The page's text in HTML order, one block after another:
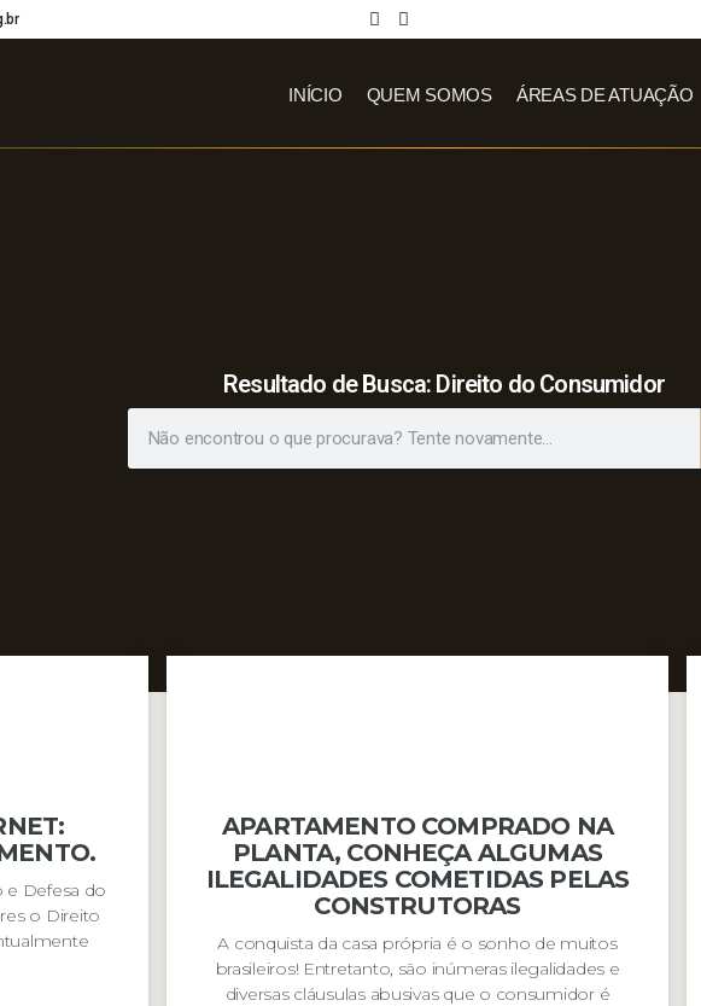
INÍCIO QUEM SOMOS ÁREAS DE ATUAÇÃO
Resultado de Busca: Direito do Consumidor
e Defesa do
o Direito
APARTAMENTO COMPRADO NA
PLANTA, CONHEÇA ALGUMAS
ILEGALIDADES COMETIDAS PELAS
CONSTRUTORAS
A conquista da casa própria é o sonho de muitos
brasileiros! Entretanto, são inúmeras ilegalidades e
diversas cláusulas abusivas que o consumidor é